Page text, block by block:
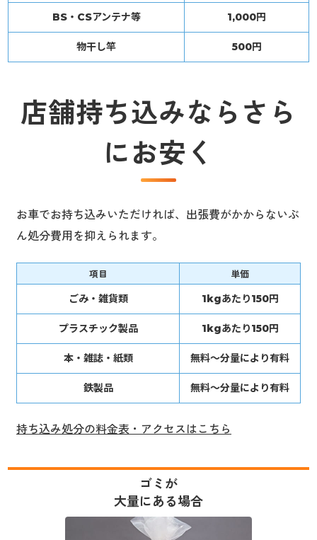
BS・CSアンテナ等 1,000円
物干し竿 500円
店舗持ち込みならさら
にお安く
お車でお持ち込みいただければ、出張費がかからないぶ
ん処分費用を抑えられます。
項目 単価
ごみ・雑貨類 1kgあたり150円
プラスチック製品 1kgあたり150円
本・雑誌・紙類 無料～分量により有料
鉄製品 無料～分量により有料
持ち込み処分の料金表・アクセスはこちら
ゴミが
大量にある場合